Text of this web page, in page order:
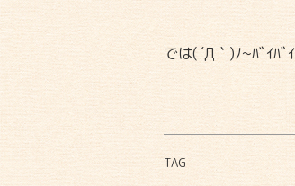
では( ´Д｀)ﾉ~ﾊﾞｲﾊﾞｲ
TAG